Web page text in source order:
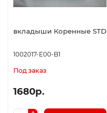
вкладыши Коренные STD
1002017-E00-B1
Под заказ
1680р.